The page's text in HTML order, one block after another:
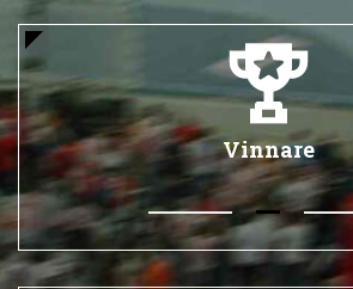
Vinnare